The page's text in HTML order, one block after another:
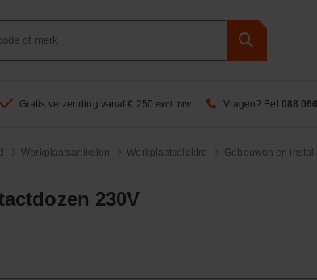
Gratis verzending vanaf € 250 excl. btw Vragen? Bel 088
Werkplaatsartikelen Werkplaatselektro
Gebouwen en
230V